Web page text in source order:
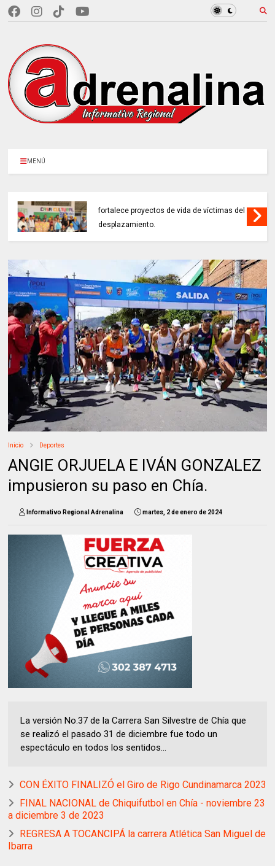
MENÚ
fortalece proyectos de vida de víctimas del
desplazamiento.
Inicio Deportes
ANGIE ORJUELA E IVÁN GONZALEZ
impusieron su paso en Chía.
Informativo Regional Adrenalina martes, 2 de enero de 2024
La versión No.37 de la Carrera San Silvestre de Chía que
se realizó el pasado 31 de diciembre fue todo un
espectáculo en todos los sentidos...
CON ÉXITO FINALIZÓ el Giro de Rigo Cundinamarca 2023
FINAL NACIONAL de Chiquifutbol en Chía - noviembre 23
a diciembre 3 de 2023
REGRESA A TOCANCIPÁ la carrera Atlética San Miguel de
Ibarra